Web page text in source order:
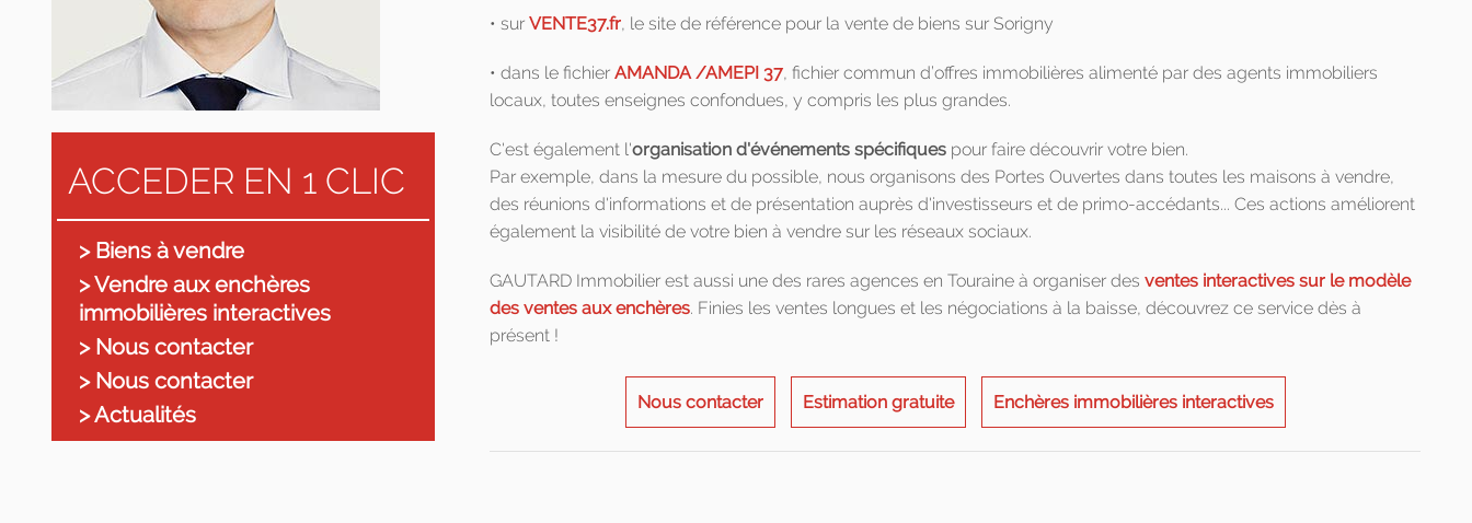
ACCEDER EN 1 CLIC
> Biens à vendre
> Vendre aux enchères
immobilières interactives
> Nous contacter
> Nous contacter
> Actualités
• sur VENTE37.fr, le site de référence pour la vente de biens sur Sorigny
• dans le fichier AMANDA /AMEPI 37, fichier commun d’offres immobilières alimenté par des agents immobiliers
locaux, toutes enseignes confondues, y compris les plus grandes.
C'est également l'organisation d'événements spécifiques pour faire découvrir votre bien.
Par exemple, dans la mesure du possible, nous organisons des Portes Ouvertes dans toutes les maisons à vendre,
des réunions d'informations et de présentation auprès d'investisseurs et de primo-accédants... Ces actions améliorent
également la visibilité de votre bien à vendre sur les réseaux sociaux.
GAUTARD Immobilier est aussi une des rares agences en Touraine à organiser des ventes interactives sur le modèle
des ventes aux enchères. Finies les ventes longues et les négociations à la baisse, découvrez ce service dès à
présent !
Nous contacter Estimation gratuite Enchères immobilières interactives